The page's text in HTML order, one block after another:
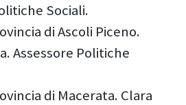
Sociali.
di Ascoli Piceno.
Assessore Politiche
di Macerata. Clara